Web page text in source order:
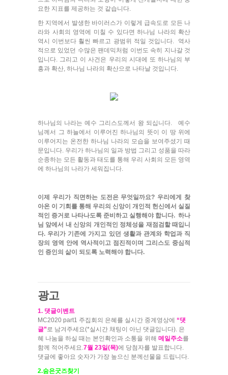
요한 지표를 제공하는 것 같습니다.
한 지역에서 발생한 바이러스가 이렇게 급속도로 모든 나
라와 사회의 영역에 미칠 수 있다면 하나님 나라의 확산
역시 이번보다 훨씬 빠르고 광범위 적일 것입니다. 역사
적으로 있었던 수많은 팬데믹처럼 이번도 속히 지나갈 것
입니다. 그리고 이 사건은 우리의 시대에 또 하나님의 부
흥과 확산, 하나님 나라의 확산으로 나타날 것입니다.
하나님의 나라는 예수 그리스도께서 왕 되십니다. 예수
님께서 그 하늘에서 이루어진 하나님의 뜻이 이 땅 위에
이루어지는 온전한 하나님 나라의 모습을 보여주셨기 때
문입니다. 우리가 하나님의 일과 방법 그리고 성품을 따라
순종하는 모든 활동과 태도를 통해 우리 사회의 모든 영역
에 하나님의 나라가 세워집니다.
이제 우리가 직면하는 도전은 무엇일까요? 우리에게 찾
아온 이 기회를 통해 우리의 신앙이 개인적 헌신에서 실질
적인 증거로 나타나도록 준비하고 실행해야 합니다. 하나
님 앞에서 내 신앙의 개인적인 정체성을 재점검할 때입니
다. 우리가 기존에 가지고 있던 생활과 관계와 학업과 직
장의 영역 안에 역사적이고 점진적이며 그리스도 중심적
인 증인의 삶이 되도록 노력해야 합니다.
광고
1. 댓글이벤트
MC2020 part1 주집회의 은혜를 실시간 중계영상에 “댓
글”로 남겨주세요(*실시간 채팅이 아닌 댓글입니다). 은
혜 나눔을 하실 때는 본인확인과 소통을 위해 메일주소를
함께 적어주세요.7월 23일(목)에 당첨자를 발표합니다.
댓글에 좋아요 숫자가 가장 높으신 분께 선물을 드립니다.
2.숨은굿즈찾기